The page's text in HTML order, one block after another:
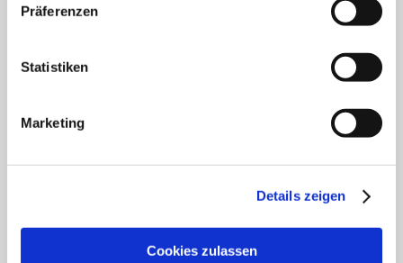
Präferenzen
Statistiken
Marketing
Details zeigen
Cookies zulassen
Klinik für Innere Medizin Schützenstraße
Gefäß- und Handchirurgie
HNO Belegabteilung